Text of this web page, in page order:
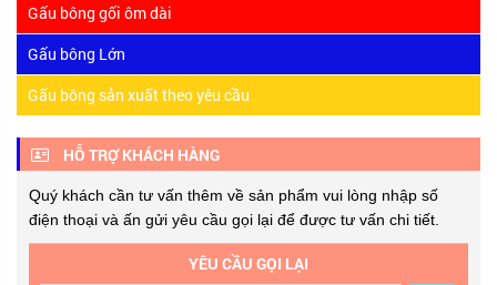
Gấu bông gối ôm dài
Gấu bông Lớn
Gấu bông sản xuất theo yêu cầu
HỖ TRỢ KHÁCH HÀNG
Quý khách cần tư vấn thêm về sản phẩm vui lòng nhập số
điện thoại và ấn gửi yêu cầu gọi lại để được tư vấn chi tiết.
YÊU CẦU GỌI LẠI